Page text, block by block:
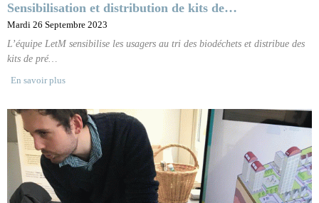
Sensibilisation et distribution de kits de…
Mardi 26 Septembre 2023
L’équipe LetM sensibilise les usagers au tri des biodéchets et distribue des
kits de pré…
En savoir plus